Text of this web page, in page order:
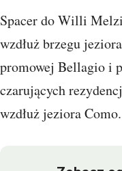
Spacer do Willi
wzdłuż brzegu
promowej Bellagio i
czarujących
wzdłuż jeziora Como.